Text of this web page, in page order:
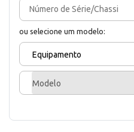
ou selecione um modelo:
Equipamento
Modelo